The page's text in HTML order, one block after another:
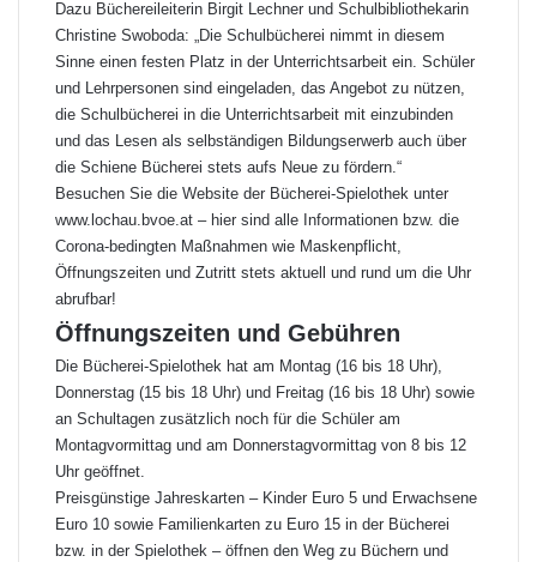
Dazu Büchereileiterin Birgit Lechner und Schulbibliothekarin
Christine Swoboda: „Die Schulbücherei nimmt in diesem
Sinne einen festen Platz in der Unterrichtsarbeit ein. Schüler
und Lehrpersonen sind eingeladen, das Angebot zu nützen,
die Schulbücherei in die Unterrichtsarbeit mit einzubinden
und das Lesen als selbständigen Bildungserwerb auch über
die Schiene Bücherei stets aufs Neue zu fördern.“
Besuchen Sie die Website der Bücherei-Spielothek unter
www.lochau.bvoe.at – hier sind alle Informationen bzw. die
Corona-bedingten Maßnahmen wie Maskenpflicht,
Öffnungszeiten und Zutritt stets aktuell und rund um die Uhr
abrufbar!
Öffnungszeiten und Gebühren
Die Bücherei-Spielothek hat am Montag (16 bis 18 Uhr),
Donnerstag (15 bis 18 Uhr) und Freitag (16 bis 18 Uhr) sowie
an Schultagen zusätzlich noch für die Schüler am
Montagvormittag und am Donnerstagvormittag von 8 bis 12
Uhr geöffnet.
Preisgünstige Jahreskarten – Kinder Euro 5 und Erwachsene
Euro 10 sowie Familienkarten zu Euro 15 in der Bücherei
bzw. in der Spielothek – öffnen den Weg zu Büchern und